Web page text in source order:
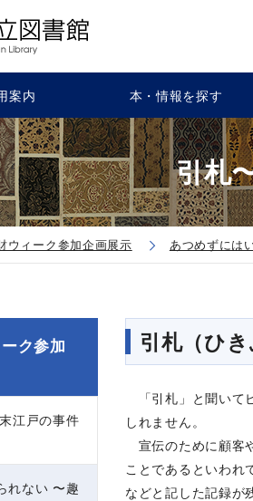
案内 本・情報を探す
引札
ウィーク参加企画展示 あつめずには
引札（ひ
「引札」と聞いて
しれません。
宣伝のために顧客
ことであるといわれ
などと記した記録が
ク参加
江戸の事件
れない 〜趣